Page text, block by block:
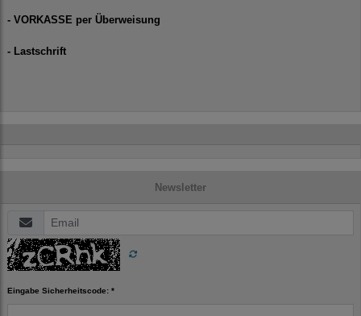
- VORKASSE per Überweisung
- Lastschrift
Newsletter
Eingabe Sicherheitscode: *